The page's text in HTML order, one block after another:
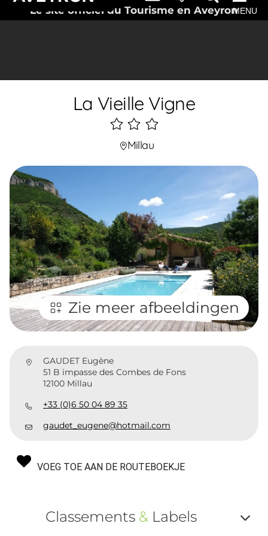
Le site officiel du Tourisme en AveyronMENU
La Vieille Vigne
3
étoiles
Millau
Zie meer afbeeldingen
GAUDET Eugène
51 B impasse des Combes de Fons
12100 Millau
+33 (0)6 50 04 89 35
gaudet_eugene@hotmail.com
VOEG TOE AAN DE ROUTEBOEKJE
Classements &Labels